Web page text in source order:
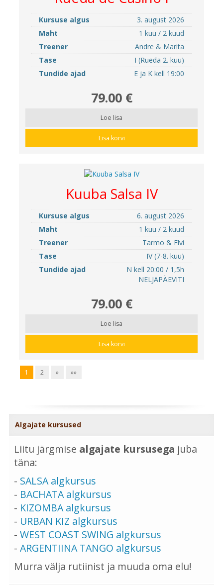
Kursuse algus
3. august 2026
Maht
1 kuu / 2 kuud
Treener
Andre & Marita
Tase
I (Rueda 2. kuu)
Tundide ajad
E ja K kell 19:00
79.00 €
Loe lisa
Lisa korvi
Kuuba Salsa IV
Kursuse algus
6. august 2026
Maht
1 kuu / 2 kuud
Treener
Tarmo & Elvi
Tase
IV (7-8. kuu)
Tundide ajad
N kell 20:00 / 1,5h
NELJAPÄEVITI
79.00 €
Loe lisa
Lisa korvi
1 2 » »»
Algajate kursused
Liitu järgmise algajate kursusega juba
täna:
- SALSA algkursus
- BACHATA algkursus
- KIZOMBA algkursus
- URBAN KIZ algkursus
- WEST COAST SWING algkursus
- ARGENTIINA TANGO algkursus
Murra välja rutiinist ja muuda oma elu!